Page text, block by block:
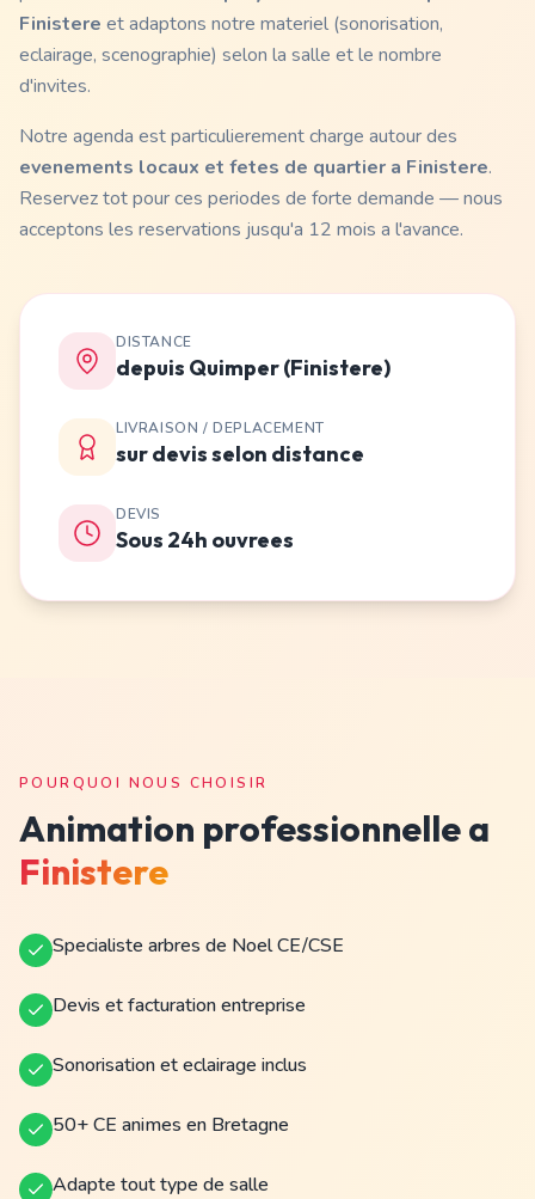
Finistere et adaptons notre materiel (sonorisation,
eclairage, scenographie) selon la salle et le nombre
d'invites.
Notre agenda est particulierement charge autour des
evenements locaux et fetes de quartier a Finistere.
Reservez tot pour ces periodes de forte demande — nous
acceptons les reservations jusqu'a 12 mois a l'avance.
DISTANCE
depuis Quimper (Finistere)
LIVRAISON / DEPLACEMENT
sur devis selon distance
DEVIS
Sous 24h ouvrees
POURQUOI NOUS CHOISIR
Animation professionnelle a
Finistere
Specialiste arbres de Noel CE/CSE
Devis et facturation entreprise
Sonorisation et eclairage inclus
50+ CE animes en Bretagne
Adapte tout type de salle